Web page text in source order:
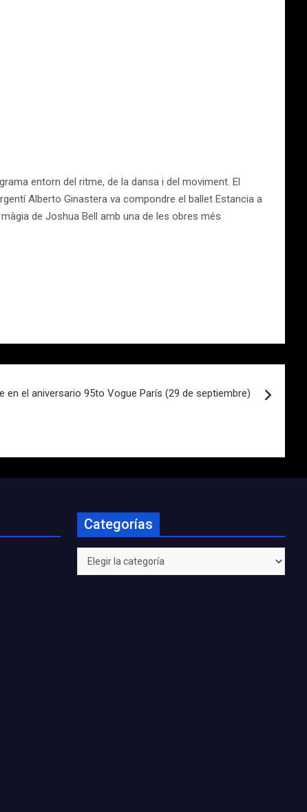
entorn del ritme, de la dansa i del moviment. El
Alberto Ginastera va compondre el ballet Estancia a
de Joshua Bell amb una de les obres més
en el aniversario 95to Vogue París (29 de septiembre)
Categorías
Categorías